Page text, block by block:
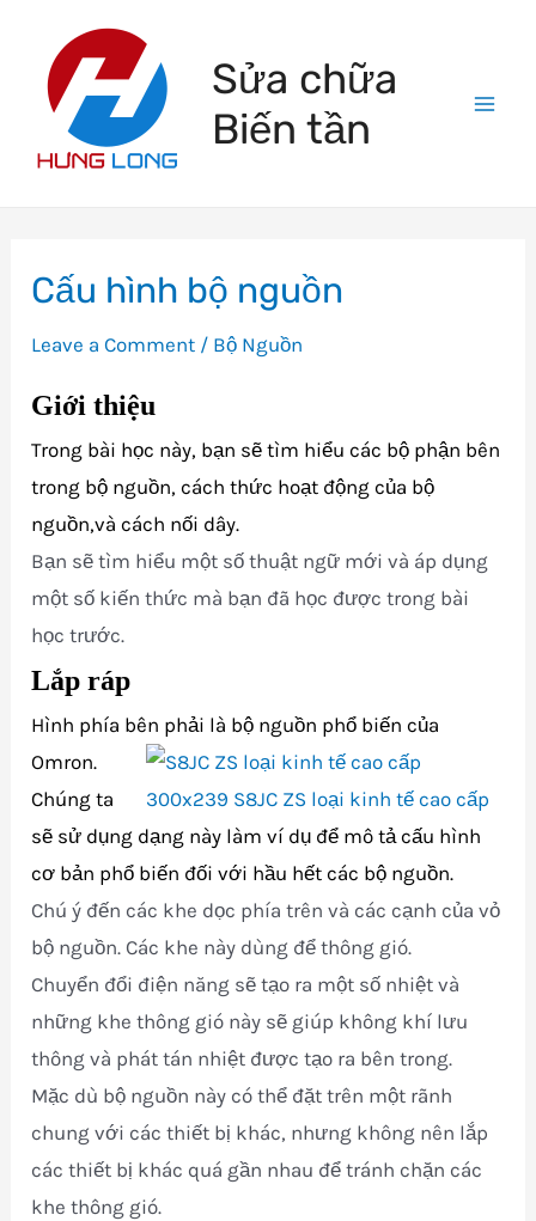
content
Sửa chữa
Biến tần
Cấu hình bộ nguồn
Leave a Comment / Bộ Nguồn
Giới thiệu
Trong bài học này, bạn sẽ tìm hiểu các bộ phận bên
trong bộ nguồn, cách thức hoạt động của bộ
nguồn,và cách nối dây.
Bạn sẽ tìm hiểu một số thuật ngữ mới và áp dụng
một số kiến thức mà bạn đã học được trong bài
học trước.
Lắp ráp
Hình phía bên phải là bộ nguồn phổ biến của
Omron.
Chúng ta
sẽ sử dụng dạng này làm ví dụ để mô tả cấu hình
cơ bản phổ biến đối với hầu hết các bộ nguồn.
Chú ý đến các khe dọc phía trên và các cạnh của vỏ
bộ nguồn. Các khe này dùng để thông gió.
Chuyển đổi điện năng sẽ tạo ra một số nhiệt và
những khe thông gió này sẽ giúp không khí lưu
thông và phát tán nhiệt được tạo ra bên trong.
Mặc dù bộ nguồn này có thể đặt trên một rãnh
chung với các thiết bị khác, nhưng không nên lắp
các thiết bị khác quá gần nhau để tránh chặn các
khe thông gió.